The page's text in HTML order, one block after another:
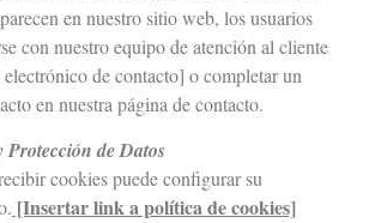
en nuestro sitio web, los usuarios
con nuestro equipo de atención al cliente
de contacto] o completar un
en nuestra página de contacto.
de Datos
cookies puede configurar su
[Insertar link a política de cookies]